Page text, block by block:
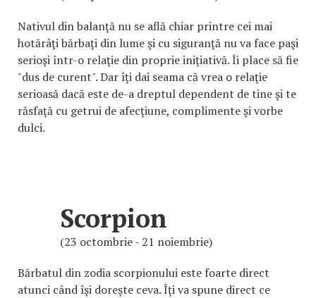
Nativul din balanţă nu se află chiar printre cei mai
hotărâţi bărbaţi din lume şi cu siguranţă nu va face paşi
serioşi într-o relaţie din proprie iniţiativă. Îi place să fie
"dus de curent". Dar îţi dai seama că vrea o relaţie
serioasă dacă este de-a dreptul dependent de tine şi te
răsfaţă cu getrui de afecţiune, complimente şi vorbe
dulci.
Scorpion
(23 octombrie - 21 noiembrie)
Bărbatul din zodia scorpionului este foarte direct
atunci când îşi doreşte ceva. Îţi va spune direct ce